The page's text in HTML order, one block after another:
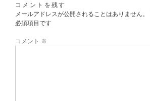
コメントを残す
メールアドレスが公開されることはありません。
必須項目です
コメント ※